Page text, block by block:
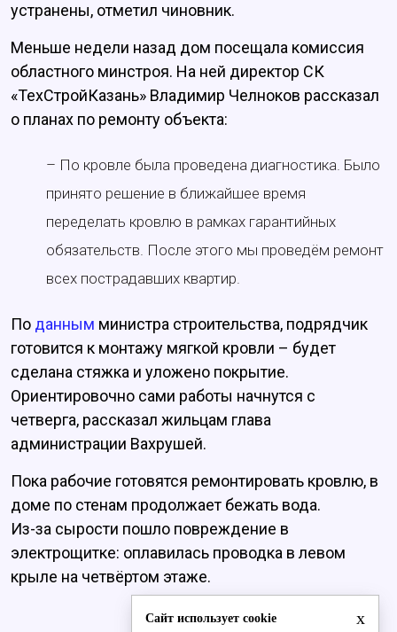
устранены, отметил чиновник.
Меньше недели назад дом посещала комиссия
областного минстроя. На ней директор СК
«ТехСтройКазань» Владимир Челноков рассказал
о планах по ремонту объекта:
– По кровле была проведена диагностика. Было
принято решение в ближайшее время
переделать кровлю в рамках гарантийных
обязательств. После этого мы проведём ремонт
всех пострадавших квартир.
По данным министра строительства, подрядчик
готовится к монтажу мягкой кровли – будет
сделана стяжка и уложено покрытие.
Ориентировочно сами работы начнутся с
четверга, рассказал жильцам глава
администрации Вахрушей.
Пока рабочие готовятся ремонтировать кровлю, в
доме по стенам продолжает бежать вода.
Из-за сырости пошло повреждение в
электрощитке: оплавилась проводка в левом
крыле на четвёртом этаже.
x
Сайт использует cookie